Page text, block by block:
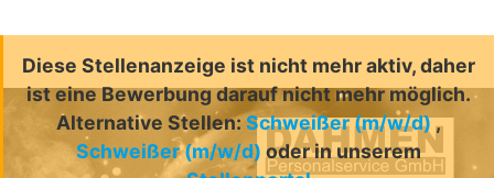
Diese Stellenanzeige ist nicht mehr aktiv, daher
ist eine Bewerbung darauf nicht mehr möglich.
Alternative Stellen: Schweißer (m/w/d),
Schweißer (m/w/d) oder in unserem